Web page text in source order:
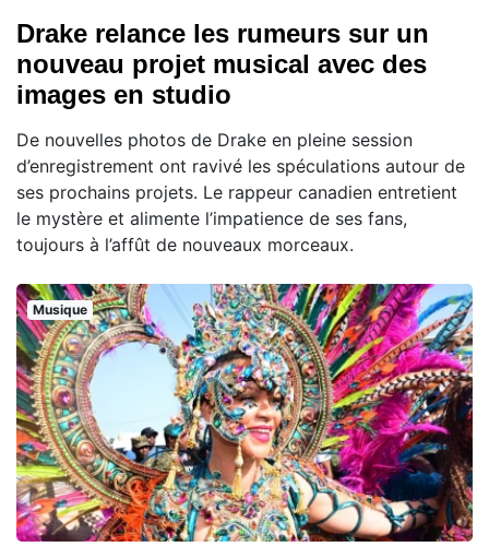
Drake relance les rumeurs sur un
nouveau projet musical avec des
images en studio
De nouvelles photos de Drake en pleine session
d’enregistrement ont ravivé les spéculations autour de
ses prochains projets. Le rappeur canadien entretient
le mystère et alimente l’impatience de ses fans,
toujours à l’affût de nouveaux morceaux.
Musique